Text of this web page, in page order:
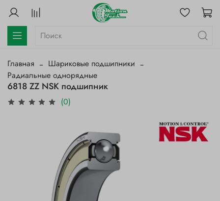
Главная
Шариковые подшипники
Радиальные однорядные
6818 ZZ NSK подшипник
(0)